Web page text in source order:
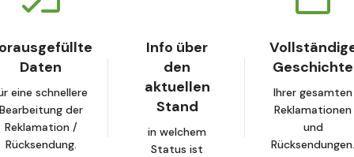
Daten
eine schnellere
der
Reklamation /
Rücksendung.
Info über
den
aktuellen
Stand
in welchem
Status ist
Geschichte
Ihrer gesamten
Reklamationen
und